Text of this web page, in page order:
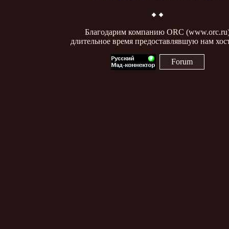
Благодарим компанию ORC
длительное время предоставлявшую нам
Forum